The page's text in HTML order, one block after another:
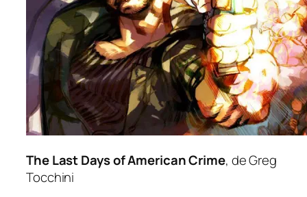
The Last Days of American Crime, de Greg
Tocchini